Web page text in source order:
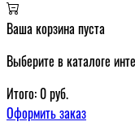
Ваша корзина пуста
Выберите в каталоге
Итого: 0руб.
Оформить заказ